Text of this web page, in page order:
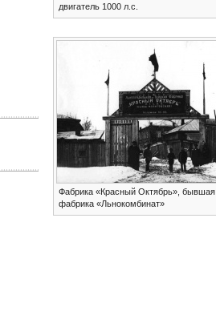
двигатель 1000 л.с.
Фабрика «Красный Октябрь», бывшая
фабрика «Льнокомбинат»